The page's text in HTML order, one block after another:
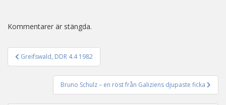
Kommentarer är stängda.
Inläggsnavigering
Greifswald, DDR 4.4 1982
Bruno Schulz – en röst från Galiziens djupaste ficka